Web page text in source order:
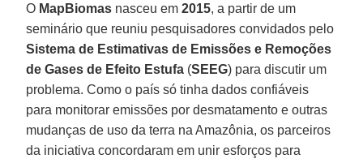
O MapBiomas nasceu em2015, a partir de um
seminário que reuniu pesquisadores convidados pelo
Sistema de Estimativas de Emissões e Remoções
de Gases de Efeito Estufa (SEEG) para discutir um
problema. Como o país só tinha dados confiáveis
para monitorar emissões por desmatamento e outras
mudanças de uso da terra na Amazônia, os parceiros
da iniciativa concordaram em unir esforços para